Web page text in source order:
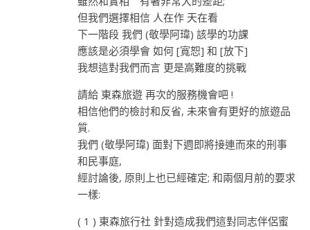
但我們選擇相信 人在作 天在看
下一階段 我們 (敬學阿瑋) 該學的功課
應該是必須學會 如何 [寬恕] 和 [放下]
我想這對我們而言 更是高難度的挑戰
請給 東森旅遊 再次的服務機會吧 !
相信他們的檢討和反省, 未來會有更好的旅遊品
質.
我們 (敬學阿瑋) 面對下週即將接連而來的刑事
和民事庭,
經討論後, 原則上也已經確定; 和兩個月前的要求
一樣:
( 1 ) 東森旅行社 針對造成我們這對同志伴侶蜜